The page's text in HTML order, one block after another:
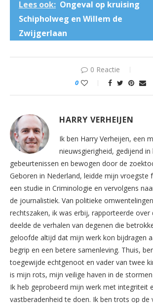
Lees ook: Ongeval op kruising
Schipholweg en Willem de
Zwijgerlaan
0 Reactie
0
HARRY VERHEIJEN
Ik ben Harry Verheijen, een
nieuwsgierigheid, gedijend
gebeurtenissen en bewogen door de
Geboren in Nederland, leidde mijn vroegste
een studie in Criminologie en vervolgens
de journalistiek. Van politieke
rechtszaken, ik was erbij, rapporteerde over
deelde de verhalen van degenen die
geloofde altijd dat mijn werk kon bijdragen
begrip en een betere samenleving. Thuis,
toegewijde echtgenoot en vader van twee
is mijn rots, mijn veilige haven in de
Ik heb geprobeerd mijn werk met integriteit
vastberadenheid te doen. Ik ben trots op de